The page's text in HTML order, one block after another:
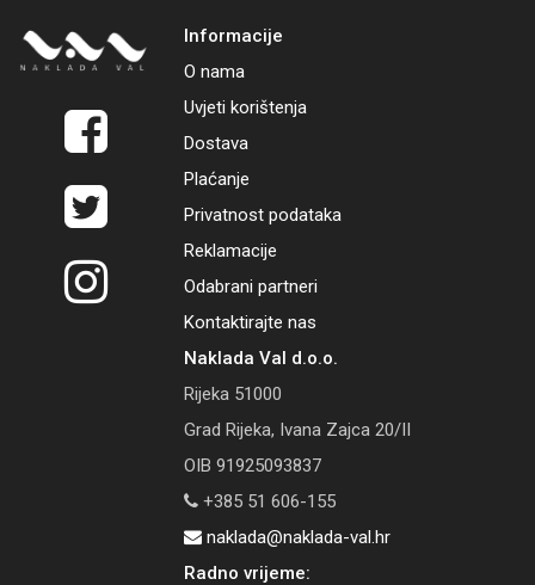
Informacije
O nama
Uvjeti korištenja
Dostava
Plaćanje
Privatnost podataka
Reklamacije
Odabrani partneri
Kontaktirajte nas
Naklada Val d.o.o.
Rijeka 51000
Grad Rijeka, Ivana Zajca 20/II
OIB 91925093837
+385 51 606-155
naklada@naklada-val.hr
Radno vrijeme: